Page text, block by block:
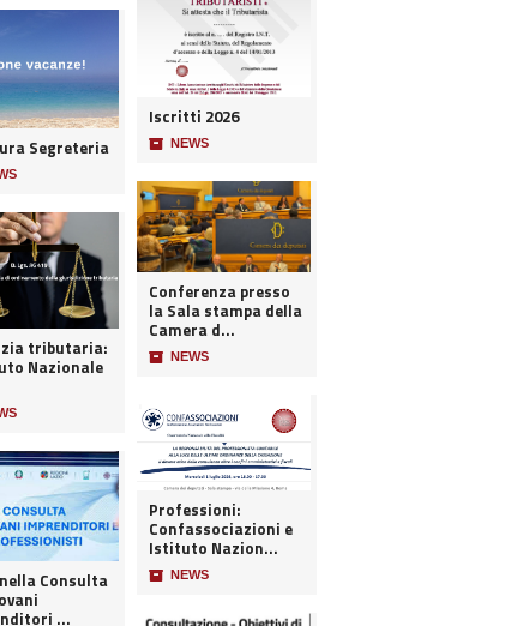
Segreteria
tributaria:
Nazionale
...
Iscritti 2026
📦 NEWS
Conferenza presso
la Sala stampa della
Camera d...
📦 NEWS
Professioni:
Confassociazioni e
Istituto Nazion...
📦 NEWS